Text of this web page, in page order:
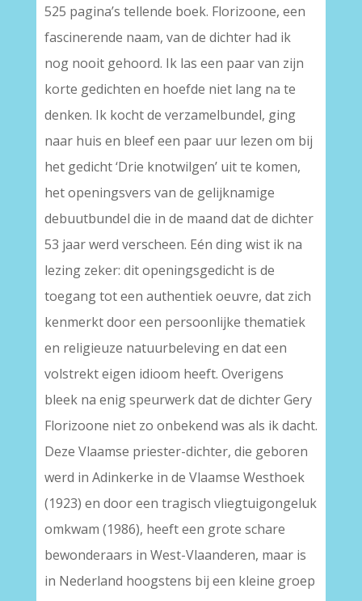
525 pagina’s tellende boek. Florizoone, een
fascinerende naam, van de dichter had ik
nog nooit gehoord. Ik las een paar van zijn
korte gedichten en hoefde niet lang na te
denken. Ik kocht de verzamelbundel, ging
naar huis en bleef een paar uur lezen om bij
het gedicht ‘Drie knotwilgen’ uit te komen,
het openingsvers van de gelijknamige
debuutbundel die in de maand dat de dichter
53 jaar werd verscheen. Eén ding wist ik na
lezing zeker: dit openingsgedicht is de
toegang tot een authentiek oeuvre, dat zich
kenmerkt door een persoonlijke thematiek
en religieuze natuurbeleving en dat een
volstrekt eigen idioom heeft. Overigens
bleek na enig speurwerk dat de dichter Gery
Florizoone niet zo onbekend was als ik dacht.
Deze Vlaamse priester-dichter, die geboren
werd in Adinkerke in de Vlaamse Westhoek
(1923) en door een tragisch vliegtuigongeluk
omkwam (1986), heeft een grote schare
bewonderaars in West-Vlaanderen, maar is
in Nederland hoogstens bij een kleine groep